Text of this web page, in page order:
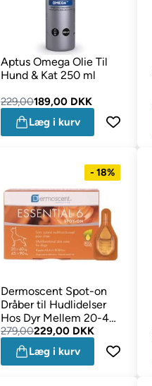
Aptus Omega Olie Til
Hund & Kat 250 ml
229,00189,00 DKK
Læg i kurv
- 18%
Dermoscent Spot-on
Dråber til Hudlidelser
Hos Dyr Mellem 20-40
Kg Essential 6
279,00229,00 DKK
Læg i kurv